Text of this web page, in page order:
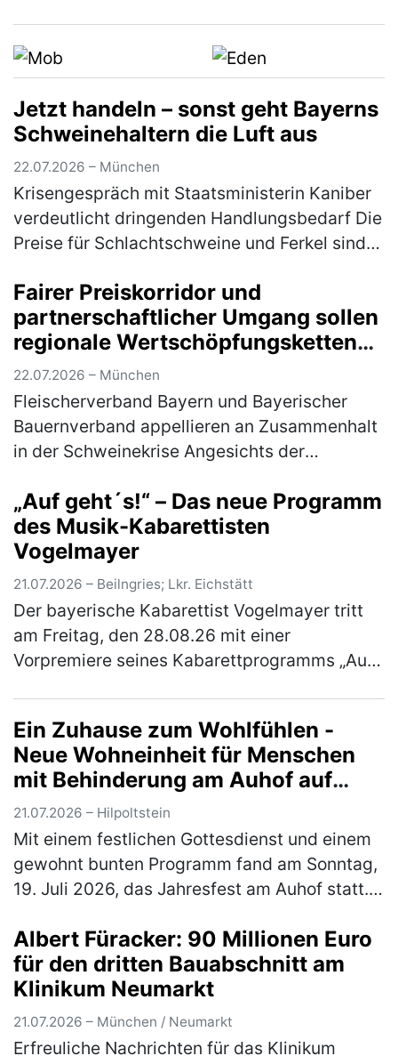
(mehr)
Jetzt handeln – sonst geht Bayerns
Schweinehaltern die Luft aus
22.07.2026 – München
Krisengespräch mit Staatsministerin Kaniber
verdeutlicht dringenden Handlungsbedarf Die
Preise für Schlachtschweine und Ferkel sind
und Fußballweltmeisterscha…
Fairer Preiskorridor und
partnerschaftlicher Umgang sollen
regionale Wertschöpfungsketten
sichern
22.07.2026 – München
Fleischerverband Bayern und Bayerischer
Bauernverband appellieren an Zusammenhalt
in der Schweinekrise Angesichts der
Schweinemarkt rufen der Fleischerverband
B…(mehr)
„Auf geht´s!“ – Das neue Programm
des Musik-Kabarettisten
Vogelmayer
21.07.2026 – Beilngries; Lkr. Eichstätt
Der bayerische Kabarettist Vogelmayer tritt
am Freitag, den 28.08.26 mit einer
Vorpremiere seines Kabarettprogramms „Auf
Ein Zuhause zum Wohlfühlen -
Neue Wohneinheit für Menschen
mit Behinderung am Auhof auf
traditionellem Jahresfest
eingeweiht
21.07.2026 – Hilpoltstein
Mit einem festlichen Gottesdienst und einem
gewohnt bunten Programm fand am Sonntag,
19. Juli 2026, das Jahresfest am Auhof statt.
Getränken und jeder Menge M…(mehr)
Albert Füracker: 90 Millionen Euro
für den dritten Bauabschnitt am
Klinikum Neumarkt
21.07.2026 – München / Neumarkt
Erfreuliche Nachrichten für das Klinikum